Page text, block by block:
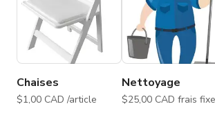
Chaises
$1,00 CAD /article
Nettoyage
$25,00 CAD frais